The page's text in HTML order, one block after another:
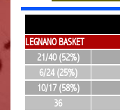
LEGNANO BASKET
21/40 (52%)
6/24 (25%)
10/17 (58%)
36